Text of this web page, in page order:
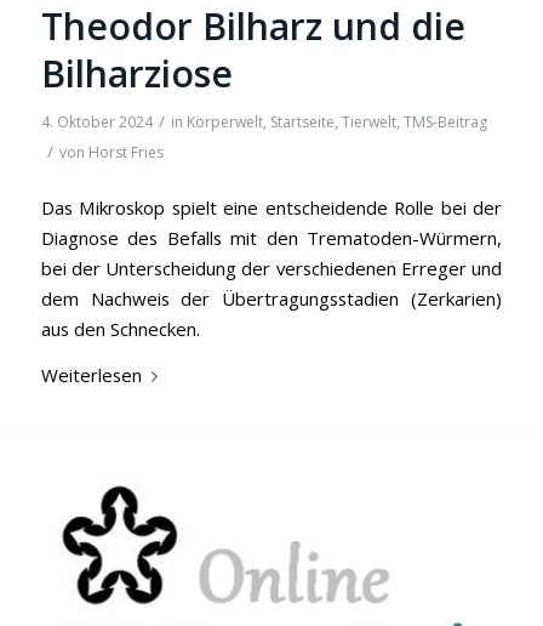
Theodor Bilharz und die
Bilharziose
4. Oktober 2024 / in Körperwelt, Startseite, Tierwelt, TMS-Beitrag
/ von Horst Fries
Das Mikroskop spielt eine entscheidende Rolle bei der
Diagnose des Befalls mit den Trematoden-Würmern,
bei der Unterscheidung der verschiedenen Erreger und
dem Nachweis der Übertragungsstadien (Zerkarien)
aus den Schnecken.
Weiterlesen